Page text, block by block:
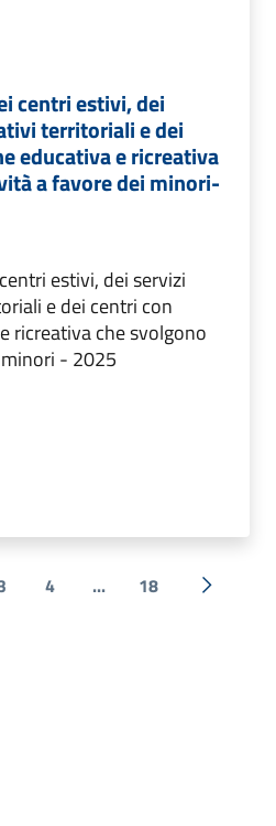
centri estivi, dei
territoriali e dei
educativa e ricreativa
a favore dei minori-
estivi, dei servizi
e dei centri con
ricreativa che svolgono
- 2025
4 ... 18